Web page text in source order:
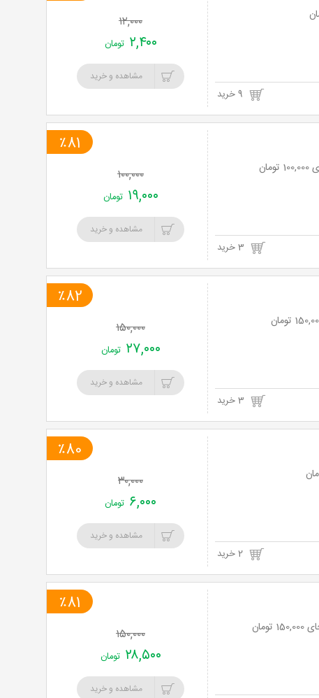
۱۲,۰۰۰
۲,۴۰۰ تومان
مشاهده و خرید
٪81
۱۰۰,۰۰۰
۱۹,۰۰۰ تومان
مشاهده و خرید
٪82
۱۵۰,۰۰۰
۲۷,۰۰۰ تومان
مشاهده و خرید
2 خرید
٪80
۳۰,۰۰۰
۶,۰۰۰ تومان
مشاهده و خرید
٪81
۱۵۰,۰۰۰
۲۸,۵۰۰ تومان
مشاهده و خرید